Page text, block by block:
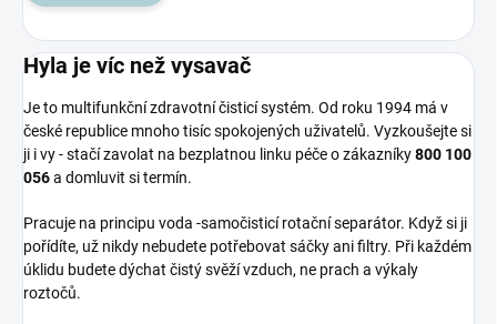
Hyla je víc než vysavač
Je to multifunkční zdravotní čisticí systém. Od roku 1994 má v
české republice mnoho tisíc spokojených uživatelů. Vyzkoušejte si
ji i vy - stačí zavolat na bezplatnou linku péče o zákazníky800 100
056a domluvit si termín.
Pracuje na principu voda -samočisticí rotační separátor. Když si ji
pořídíte, už nikdy nebudete potřebovat sáčky ani filtry. Při každém
úklidu budete dýchat čistý svěží vzduch, ne prach a výkaly
roztočů.